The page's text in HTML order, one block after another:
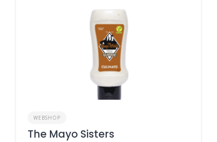
WEBSHOP
The Mayo Sisters